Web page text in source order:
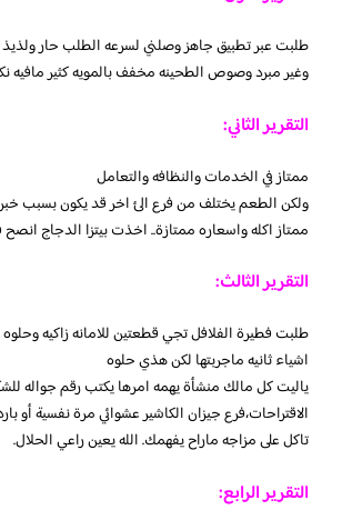
طلبت عبر تطبيق جاهز وصلني لسرعه الطلب حار
وغير مبرد وصوص الطحينه مخفف بالمويه كثير مافيه
التقرير الثاني:
ممتاز في الخدمات والنظافه والتعامل
ولكن الطعم يختلف من فرع الئ اخر قد يكون بسبب
ممتاز اكله واسعاره ممتازة.. اخذت بيتزا الدجاج انصح
التقرير الثالث:
طلبت فطيرة الفلافل تجي قطعتين للامانه زاكيه
اشياء ثانيه ماجربتها لكن هذي حلوه
ياليت كل مالك منشأة يهمه امرها يكتب رقم جواله
الاقتراحات،فرع جيزان الكاشير عشوائي مرة نفسية أو
تاكل على مزاجه ماراح يفهمك. الله يعين راعي الحلال.
التقرير الرابع: